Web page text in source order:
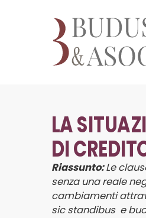
LA
DI
Riassunto:Le
senza una reale
cambiamenti
sic standibus e